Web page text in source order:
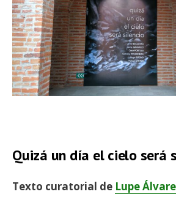
Quizá un día el cielo será
Texto curatorial de Lupe